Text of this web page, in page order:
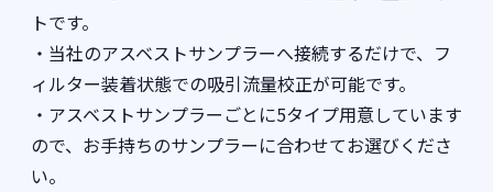
トです。
・当社のアスベストサンプラーへ接続するだけで、フ
ィルター装着状態での吸引流量校正が可能です。
・アスベストサンプラーごとに5タイプ用意しています
ので、お手持ちのサンプラーに合わせてお選びくださ
い。